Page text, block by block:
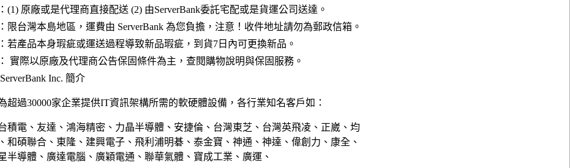
(1) 原廠或是代理商直接配送 (2) 由ServerBank委託宅配或是貨運公司送達。
限台灣本島地區，運費由 ServerBank 為您負擔，注意！收件地址請勿為郵政信箱。
若產品本身瑕疵或運送過程導致新品瑕疵，到貨7日內可更換新品。
實際以原廠及代理商公告保固條件為主，查閱購物說明與保固服務。
Inc. 簡介
超過30000家企業提供IT資訊架構所需的軟硬體設備，各行業知名客戶如：
積電、友達、鴻海精密、力晶半導體、安捷倫、台灣東芝、台灣英飛凌、正崴、均
和碩聯合、東隆、建興電子、飛利浦明碁、泰金寶、神通、神達、偉創力、康全、
半導體、廣達電腦、廣穎電通、聯華氣體、寶成工業、廣運、